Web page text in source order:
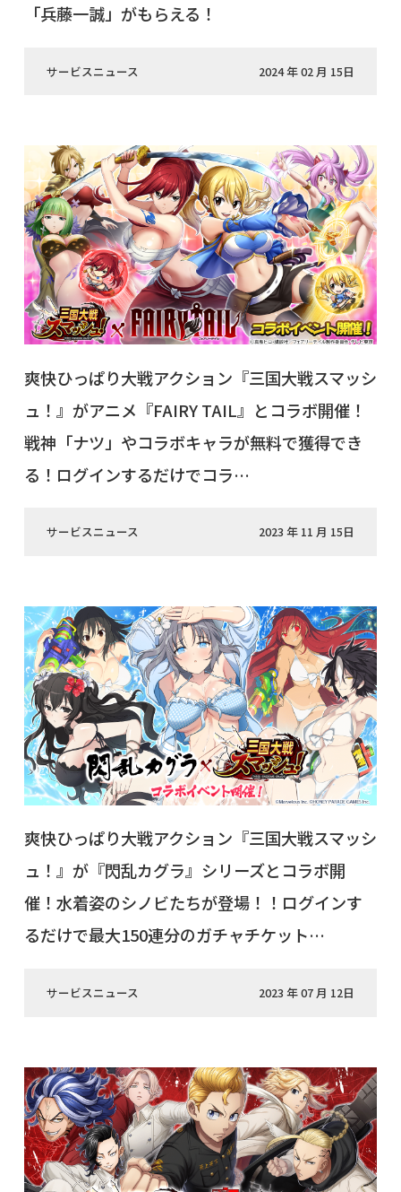
「兵藤一誠」がもらえる！
サービスニュース 2024 年 02 月 15日
爽快ひっぱり大戦アクション『三国大戦スマッシ
ュ！』がアニメ『FAIRY TAIL』とコラボ開催！
戦神「ナツ」やコラボキャラが無料で獲得でき
る！ログインするだけでコラ…
サービスニュース 2023 年 11 月 15日
爽快ひっぱり大戦アクション『三国大戦スマッシ
ュ！』が『閃乱カグラ』シリーズとコラボ開
催！水着姿のシノビたちが登場！！ログインす
るだけで最大150連分のガチャチケット…
サービスニュース 2023 年 07 月 12日